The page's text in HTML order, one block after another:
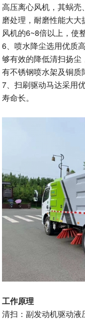
高压离心风机，其蜗
磨处理，耐磨性能大
风机的6~8倍以上，使
6、喷水降尘选用优质
够有效的降低清扫扬
有不锈钢喷水架及铜质
7、扫刷驱动马达采用
寿命长。
工作原理
清扫：副发动机驱动液